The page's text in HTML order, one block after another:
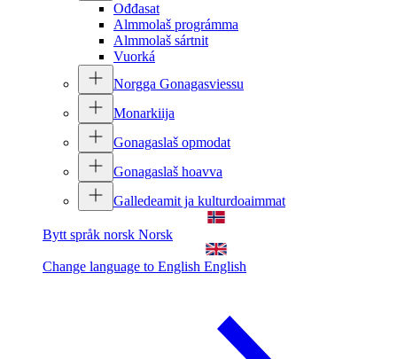
Ođđasat
Almmolaš prográmma
Almmolaš sártnit
Vuorká
Norgga Gonagasviessu
Monarkiija
Gonagaslaš opmodat
Gonagaslaš hoavva
Galledeamit ja kulturdoaimmat
Bytt språk norsk Norsk
Change language to English English